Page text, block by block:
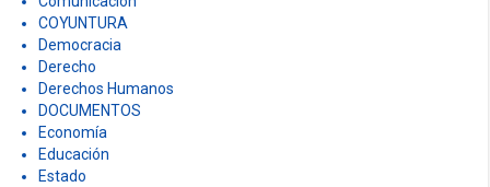
COYUNTURA
Democracia
Derecho
Derechos Humanos
DOCUMENTOS
Economía
Educación
Estado